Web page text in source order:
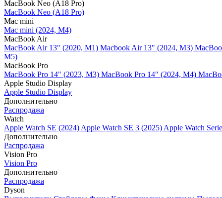
MacBook Neo (A18 Pro)
MacBook Neo (A18 Pro)
Mac mini
Mac mini (2024, M4)
MacBook Air
MacBook Air 13" (2020, M1) Macbook Air 13" (2024, M3)
M5)
MacBook Pro
MacBook Pro 14" (2023, M3) MacBook Pro 14″ (2024, M4)
Apple Studio Display
Apple Studio Display
Дополнительно
Распродажа
Watch
Apple Watch SE (2024) Apple Watch SE 3 (2025) Apple Watch
Дополнительно
Распродажа
Vision Pro
Vision Pro
Дополнительно
Распродажа
Dyson